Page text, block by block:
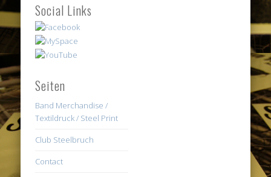
Social Links
Seiten
Band Merchandise /
Textildruck / Steel Print
Club Steelbruch
Contact